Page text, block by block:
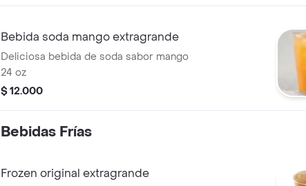
Bebida soda mango extragrande
Deliciosa bebida de soda sabor mango
24 oz
$ 12.000
Bebidas Frí­as
Frozen original extragrande